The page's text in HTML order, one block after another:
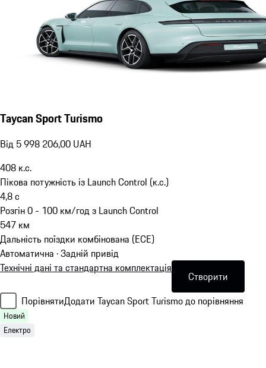
Taycan Sport Turismo
Від 5 998 206,00 UAH
408 к.с.
Пікова потужність із Launch Control (к.с.)
4,8с
Розгін 0 - 100 км/год з Launch Control
547 км
Дальність поїздки комбінована (ECE)
Автоматична · Задній привід
Технічні дані та стандартна комплектація
Створити
ПорівнятиДодати Taycan Sport Turismo до порівняння
Новий
Електро